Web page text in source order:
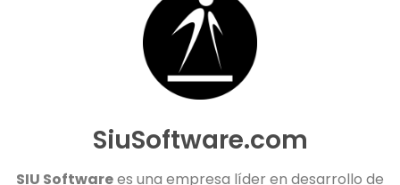
SiuSoftware.com
SIU Softwarees una empresa líder en desarrollo de